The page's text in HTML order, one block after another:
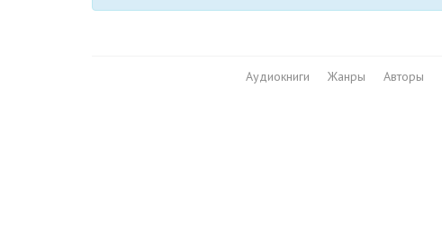
Аудиокниги Жанры Авторы